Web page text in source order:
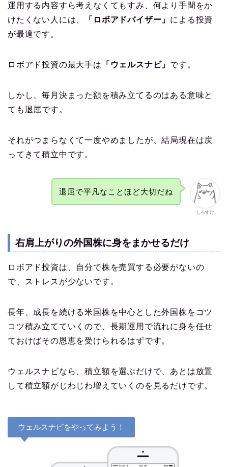
運用する内容すら考えなくてもすみ、何より手間をか
けたくない人には、
「ロボアドバイザー」 による投資
が最適です。
ロボアド投資の最大手は 「ウェルスナビ」 です。
しかし、毎月決まった額を積み立てるのはある意味と
ても退屈です。
それがつまらなくて一度やめましたが、結局現在は戻
ってきて積立中です。
しろすけ
退屈で平凡なことほど大切だね
右肩上がりの外国株に身をまかせるだけ
ロボアド投資は、自分で株を売買する必要がないの
で、ストレスが少ないです。
長年、成長を続ける米国株を中心とした外国株をコツ
コツ積み立てていくので、長期運用で流れに身を任せ
ておけばその恩恵を受けられるはずです。
ウェルスナビなら、積立額を選ぶだけで、あとは放置
して積立額がじわじわ増えていくのを見るだけです。
ウェルスナビをやってみよう！